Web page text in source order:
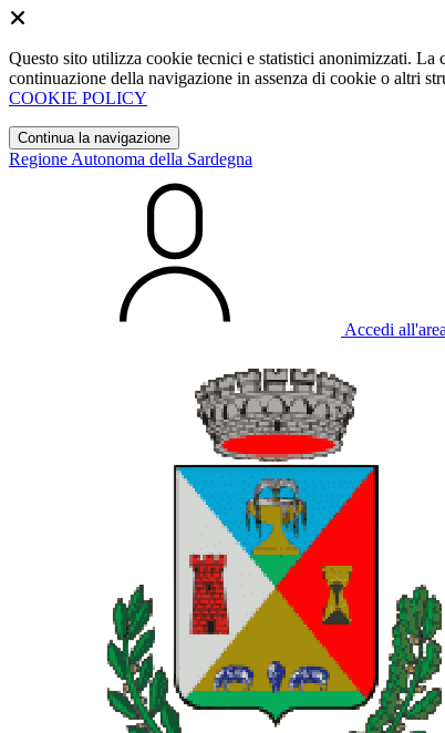
Questo sito utilizza cookie tecnici e statistici anonimizzati.
continuazione della navigazione in assenza di cookie o altri
COOKIE POLICY
Continua la navigazione
Regione Autonoma della Sardegna
Accedi